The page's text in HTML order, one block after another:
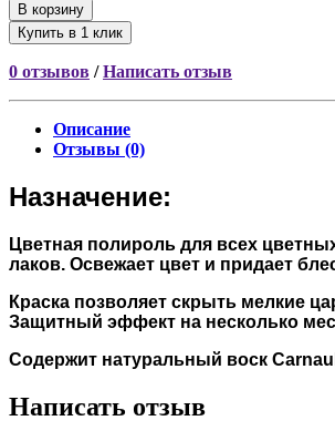
В корзину
Купить в 1 клик
0 отзывов /Написать отзыв
Описание
Отзывы (0)
Назначение:
Цветная полироль для всех
лаков. Освежает цвет и придает
Краска позволяет скрыть мелкие
Защитный эффект на несколько
Содержит натуральный воск
Написать отзыв